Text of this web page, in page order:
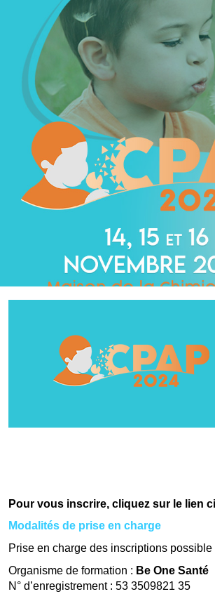
Pour vous inscrire, cliquez sur le lien
Modalités de prise en charge
Prise en charge des inscriptions
Organisme de formation : Be One Santé
N° d’enregistrement : 53 3509821 35